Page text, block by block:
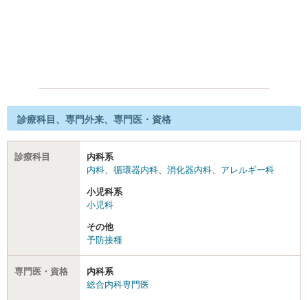
診療科目、専門外来、専門医・資格
診療科目
内科系
内科
循環器内科 消化器内科 アレルギー科
小児科系
小児科
その他
予防接種
専門医・資格
内科系
総合内科専門医